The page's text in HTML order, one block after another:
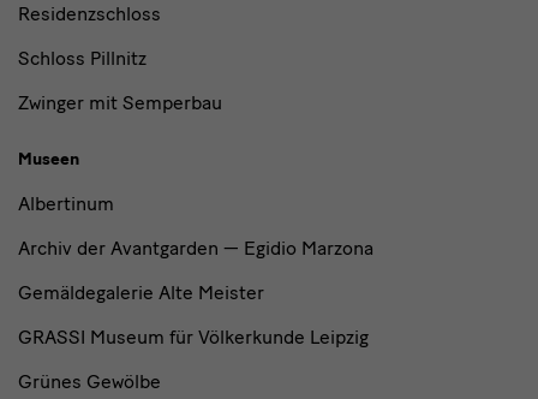
Residenzschloss
Schloss Pillnitz
Zwinger mit Semperbau
Museen
Albertinum
Archiv der Avantgarden — Egidio Marzona
Gemäldegalerie Alte Meister
GRASSI Museum für Völkerkunde Leipzig
Grünes Gewölbe